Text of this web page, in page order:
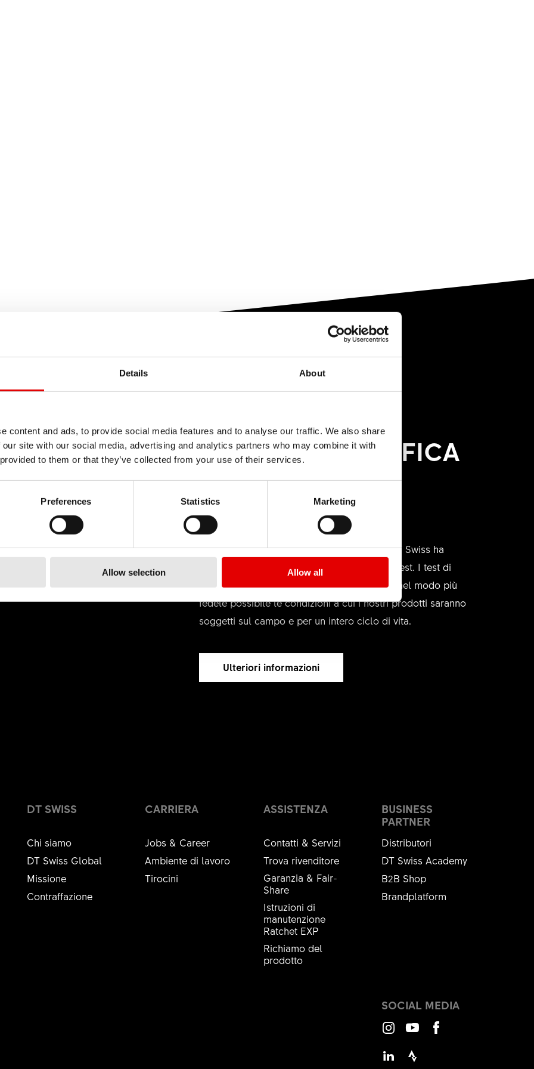
Details About
content and ads, to provide social media features and to analyse our traffic. We also share
site with our social media, advertising and analytics partners who may combine it with
to them or that they’ve collected from your use of their services.
Preferences Statistics Marketing
Allow selection Allow all
CENTRO DI VERIFICA
DELLA
PERFORMANCE
Con alle spalle diversi anni di esperienza, DT Swiss ha
acquisito un know-how superiore in fatto di test. I test di
laboratorio vengono condotti riproducendo nel modo più
fedele possibile le condizioni a cui i nostri prodotti saranno
soggetti sul campo e per un intero ciclo di vita.
Ulteriori informazioni
DT SWISS
Chi siamo
DT Swiss Global
Missione
Contraffazione
CARRIERA
Jobs & Career
Ambiente di lavoro
Tirocini
ASSISTENZA
Contatti & Servizi
Trova rivenditore
Garanzia & Fair-
Share
Istruzioni di
manutenzione
Ratchet EXP
Richiamo del
prodotto
BUSINESS
PARTNER
Distributori
DT Swiss Academy
B2B Shop
Brandplatform
SOCIAL MEDIA